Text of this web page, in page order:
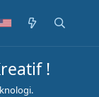
!